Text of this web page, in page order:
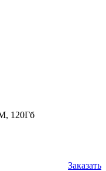
120Гб
Заказать